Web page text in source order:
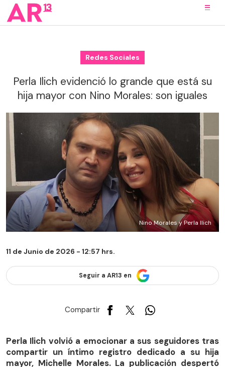
Redes Sociales
Perla Ilich evidenció lo grande que está su
hija mayor con Nino Morales: son iguales
Nino Morales y Perla Ilich
11 de Junio de 2026 - 12:57 hrs.
Seguir a AR13 en
Compartir
Perla Ilich volvió a emocionar a sus seguidores tras
compartir un íntimo registro dedicado a su hija
mayor, Michelle Morales. La publicación despertó